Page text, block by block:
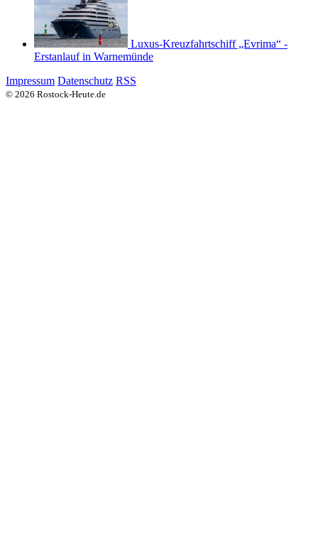
Luxus-Kreuzfahrtschiff „Evrima“ -
Erstanlauf in Warnemünde
Impressum Datenschutz RSS
© 2026 Rostock-Heute.de